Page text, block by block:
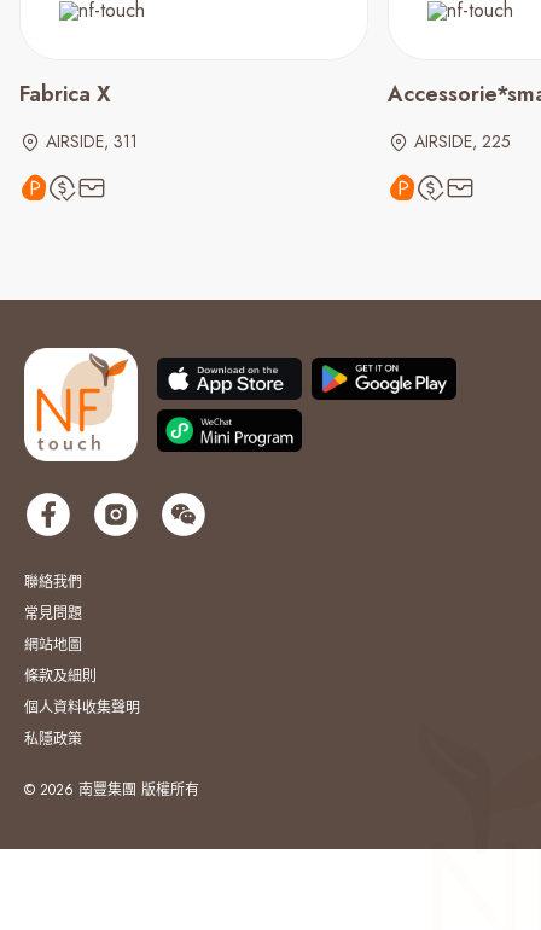
Fabrica X
AIRSIDE, 311 AIRSIDE, 225
聯絡我們
常見問題
網站地圖
條款及細則
個人資料收集聲明
私隱政策
© 2026 南豐集團 版權所有